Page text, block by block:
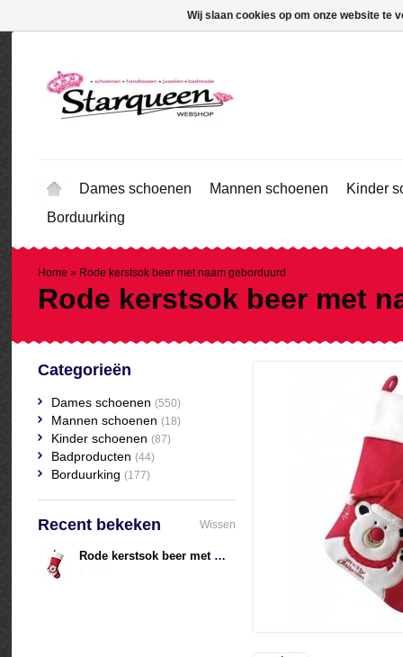
Dames schoenen Mannen schoenen
Kinder
Borduurking
Home » Rode kerstsok beer met naam geborduurd
Rode kerstsok beer met
Categorieën
Dames schoenen (550)
Mannen schoenen (18)
Kinder schoenen (87)
Badproducten (44)
Borduurking (177)
Recent bekeken Wissen
Rode kerstsok beer met naam geborduurd
Wij slaan cookies op om onze website te